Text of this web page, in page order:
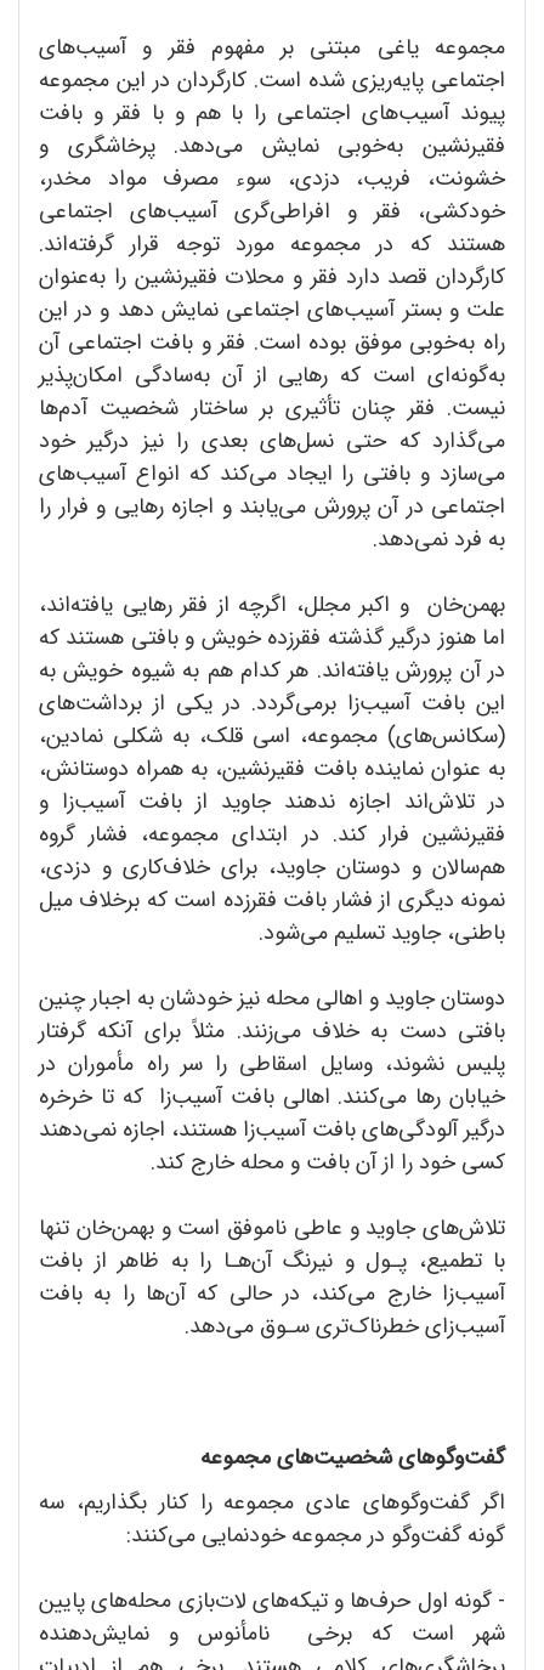
مجموعه یاغی مبتنی بر مفهوم فقر و آسیب‌های
اجتماعی پایه‌ریزی شده است. کارگردان در این مجموعه
پیوند آسیب‌های اجتماعی را با هم و با فقر و بافت
فقیرنشین به‌خوبی نمایش می‌دهد. پرخاشگری و
خشونت، فریب، دزدی، سوء مصرف مواد مخدر،
خودکشی، فقر و افراطی‌گری آسیب‌های اجتماعی
هستند که در مجموعه مورد توجه قرار گرفته‌اند.
کارگردان قصد دارد فقر و محلات فقیرنشین را به‌عنوان
علت و بستر آسیب‌های اجتماعی نمایش دهد و در این
راه ‌به‌خوبی موفق بوده است. فقر و بافت اجتماعی آن
به‌گونه‌ای است که رهایی از آن به‌سادگی امکان‌پذیر
نیست. فقر چنان تأثیری بر ساختار شخصیت آدم‌ها
می‌گذارد که حتی نسل‌های بعدی را نیز درگیر خود
می‌سازد و بافتی را ایجاد می‌کند که انواع آسیب‌های
اجتماعی در آن پرورش می‌یابند و اجازه رهایی و فرار را
به فرد نمی‌دهد.
بهمن‌خان و اکبر مجلل، اگرچه از فقر رهایی یافته‌اند،
اما هنوز درگیر گذشته فقرزده خویش و بافتی هستند که
در آن پرورش یافته‌اند. هر کدام هم به شیوه خویش به
این بافت آسیب‌زا برمی‌گردد. در یکی از برداشت‌های
(سکانس‌های) مجموعه، اسی قلک، به شکلی نمادین،
به عنوان نماینده بافت فقیرنشین، به همراه دوستانش،
در تلاش‌ا‌ند اجازه ندهند جاوید از بافت آسیب‌زا و
فقیرنشین فرار کند. در ابتدای مجموعه، فشار گروه
هم‌سالان و دوستان جاوید، برای خلاف‌کاری و دزدی،
نمونه دیگری از فشار بافت فقرزده است که برخلاف میل
باطنی، جاوید تسلیم می‌شود.
دوستان جاوید و اهالی محله نیز خودشان به اجبار چنین
بافتی دست به خلاف می‌زنند. مثلاً برای آنکه گرفتار
پلیس نشوند، وسایل اسقاطی را سر راه مأموران در
خیابان رها می‌کنند. اهالی بافت آسیب‌زا که تا خرخره
درگیر آلودگی‌های بافت آسیب‌زا هستند، اجازه نمی‌دهند
کسی خود را از آن بافت و محله خارج کند.
تلاش‌های جاوید و عاطی ناموفق است و بهمن‌خان تنها
با تطمیع، پـول و نیرنگ آن‌هـا را به ظاهر از بافت
آسیب‌زا خارج می‌کند، در حالی که آن‌ها را به بافت
آسیب‌زای خطرناک‌تری سـوق می‌دهد.
گفت‌وگوهای شخصیت‌های مجموعه
اگر گفت‌وگوهای عادی مجموعه را کنار بگذاریم، سه
گونه گفت‌وگو در مجموعه خودنمایی می‌کنند:
- گونه اول حرف‌ها و تیکه‌های لات‌بازی محله‌های پایین
شهر است که برخی نامأنوس و نمایش‌دهنده